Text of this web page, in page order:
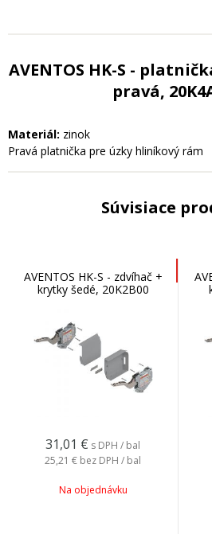
AVENTOS HK-S -
pravá,
Materiál: zinok
Pravá platnička pre úzky hliníkový rám
Súvisiace
AVENTOS HK-S - zdvíhač +
krytky šedé, 20K2B00
31,01 € s DPH / bal
25,21 € bez DPH / bal
Na objednávku